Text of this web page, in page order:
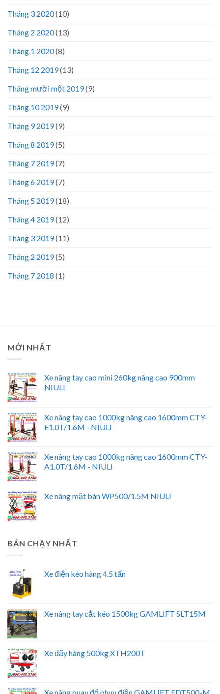
Tháng 3 2020(10)
Tháng 2 2020(13)
Tháng 1 2020(8)
Tháng 12 2019(13)
Tháng mười một 2019(9)
Tháng 10 2019(9)
Tháng 9 2019(9)
Tháng 8 2019(5)
Tháng 7 2019(7)
Tháng 6 2019(7)
Tháng 5 2019(18)
Tháng 4 2019(12)
Tháng 3 2019(11)
Tháng 2 2019(5)
Tháng 7 2018 (1)
MỚI NHẤT
Xe nâng tay cao mini 260kg nâng cao 900mm
NIULI
Xe nâng tay cao 1000kg nâng cao 1600mm CTY-
E1.0T/1.6M - NIULI
Xe nâng tay cao 1000kg nâng cao 1600mm CTY-
A1.0T/1.6M - NIULI
Xe nâng mặt bàn WP500/1.5M NIULI
BÁN CHẠY NHẤT
Xe điện kéo hàng 4.5 tấn
Xe nâng tay cắt kéo 1500kg GAMLIFT SLT15M
Xe đẩy hàng 500kg XTH200T